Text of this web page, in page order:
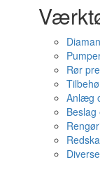
Rør
Anlæg
Diverse